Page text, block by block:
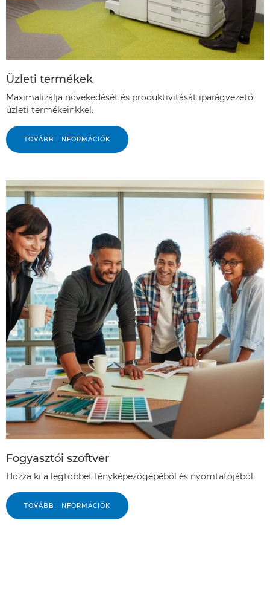
Üzleti termékek
Maximalizálja növekedését és produktivitását iparágvezető
üzleti termékeinkkel.
TOVÁBBI INFORMÁCIÓK
Fogyasztói szoftver
Hozza ki a legtöbbet fényképezőgépéből és nyomtatójából.
TOVÁBBI INFORMÁCIÓK